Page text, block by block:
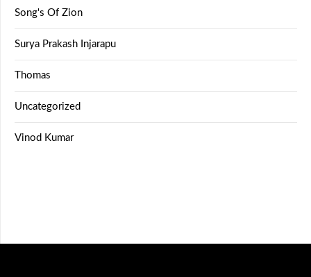
Song's Of Zion
Surya Prakash Injarapu
Thomas
Uncategorized
Vinod Kumar